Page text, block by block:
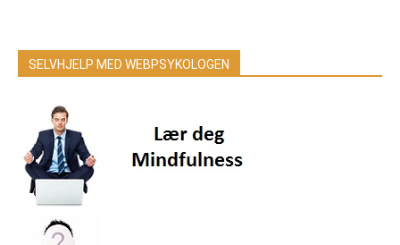
SELVHJELP MED WEBPSYKOLOGEN